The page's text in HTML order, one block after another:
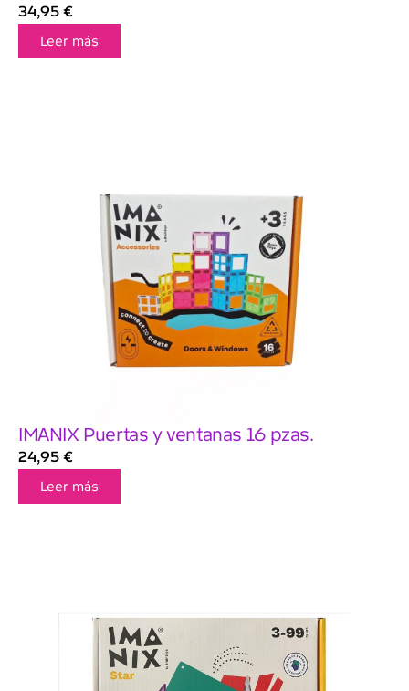
34,95 €
Leer más
IMANIX Puertas y ventanas 16 pzas.
24,95 €
Leer más